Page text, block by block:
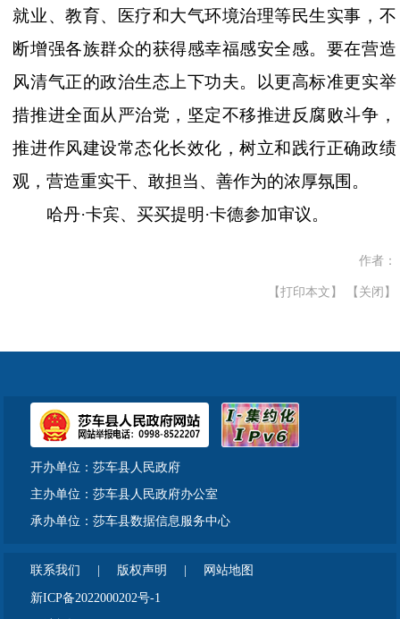
就业、教育、医疗和大气环境治理等民生实事，不
断增强各族群众的获得感幸福感安全感。要在营造
风清气正的政治生态上下功夫。以更高标准更实举
措推进全面从严治党，坚定不移推进反腐败斗争，
推进作风建设常态化长效化，树立和践行正确政绩
观，营造重实干、敢担当、善作为的浓厚氛围。
哈丹·卡宾、买买提明·卡德参加审议。
作者：
【打印本文】 【关闭】
开办单位：莎车县人民政府
主办单位：莎车县人民政府办公室
承办单位：莎车县数据信息服务中心
联系我们 版权声明 网站地图
新ICP备2022000202号-1